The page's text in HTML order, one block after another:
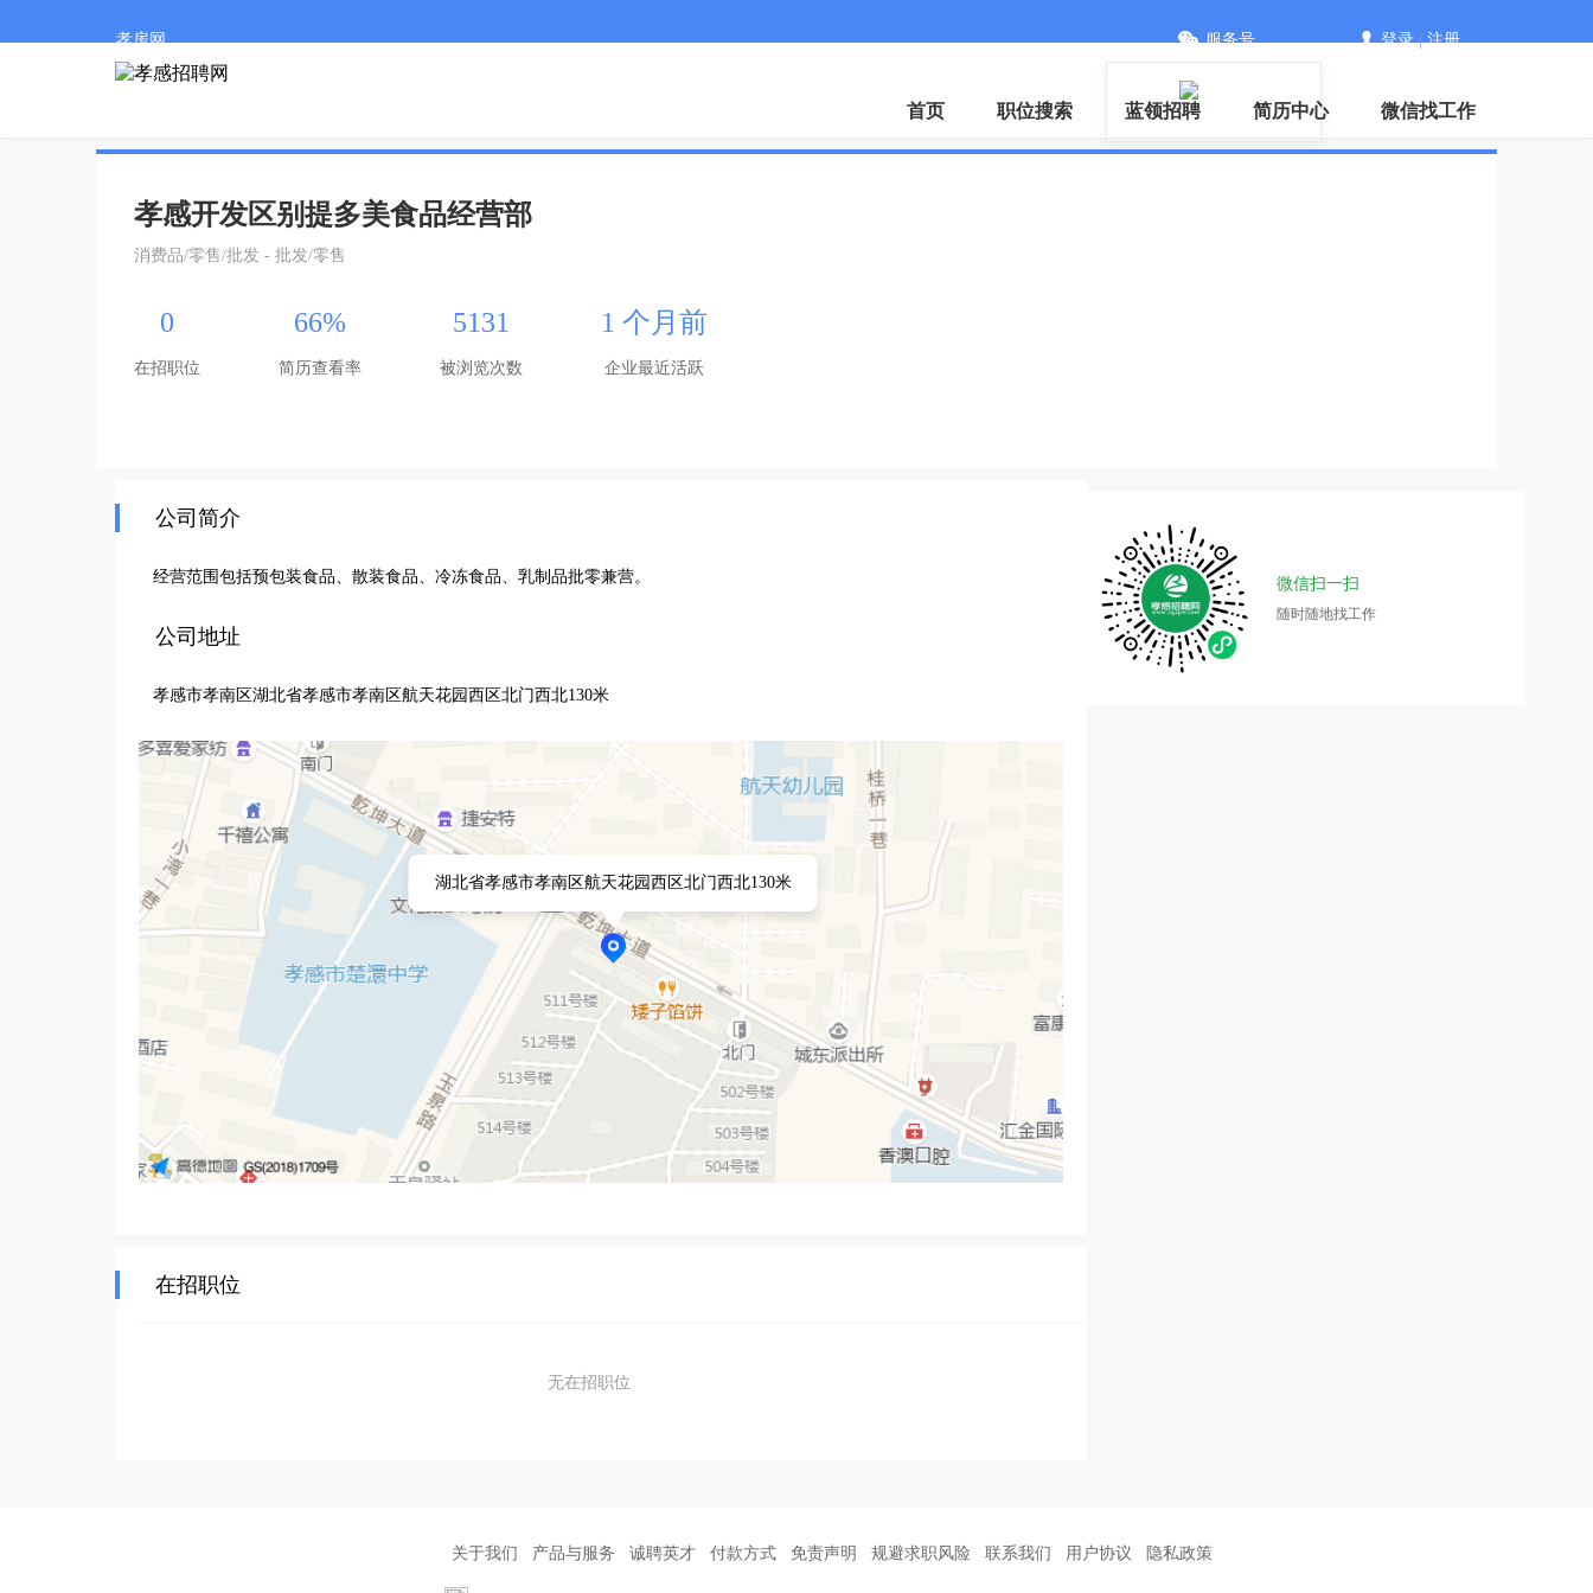
孝房网
微信
服务号 登录|注册
首页 职位搜索 蓝领招聘 简历中心 微信找工作
孝感开发区别提多美食品经营部
消费品/零售/批发 - 批发/零售
0
在招职位
66%
简历查看率
5131
被浏览次数
1 个月前
企业最近活跃
公司简介
经营范围包括预包装食品、散装食品、冷冻食品、乳制品批零兼营。
公司地址
孝感市孝南区湖北省孝感市孝南区航天花园西区北门西北130米
湖北省孝感市孝南区航天花园西区北门西北130米
在招职位
无在招职位
微信扫一扫
随时随地找工作
关于我们 产品与服务 诚聘英才 付款方式 免责声明 规避求职风险 联系我们 用户协议 隐私政策